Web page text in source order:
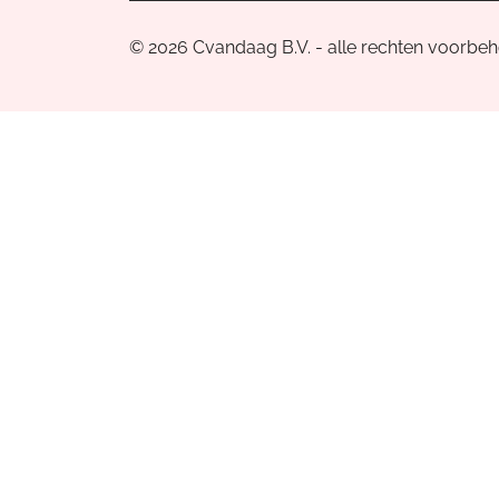
© 2026 Cvandaag B.V. - alle rechten